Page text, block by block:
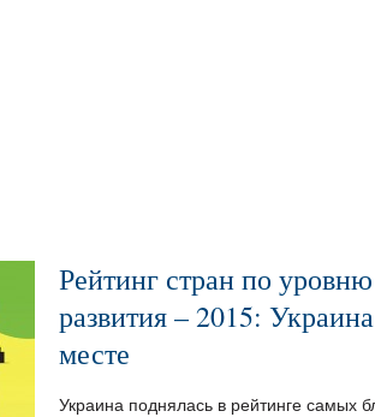
Рейтинг стран по
развития – 2015:
месте
Украина поднялась в рейтинге самых